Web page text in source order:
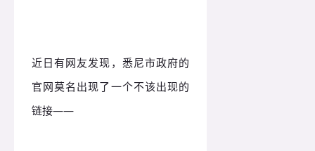
近日有网友发现，悉尼市政府的
官网莫名出现了一个不该出现的
链接——